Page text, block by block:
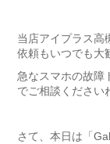
当店アイプラス高
依頼もいつでも大
急なスマホの故障
でご相談ください
さて、本日は「